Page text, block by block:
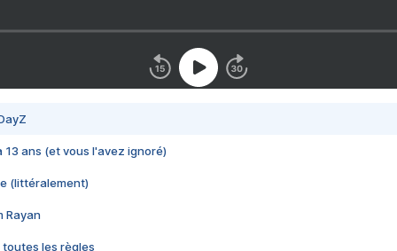
13 ans (et vous l'avez ignoré)
(littéralement)
Rayan
toutes les règles